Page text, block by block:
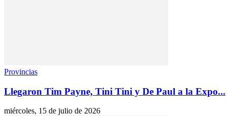
Provincias
Llegaron Tim Payne, Tini Tini y De Paul a la Expo...
miércoles, 15 de julio de 2026